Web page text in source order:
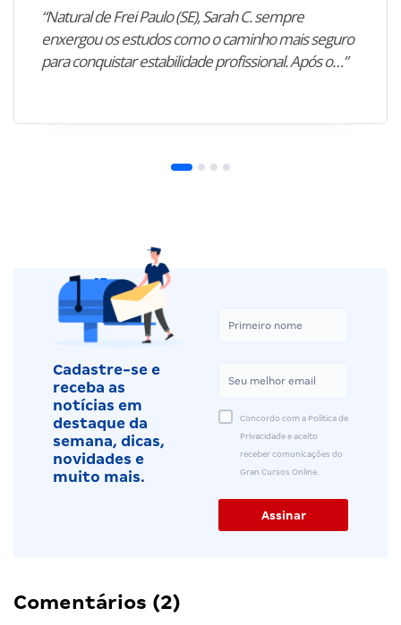
“Natural de Frei Paulo (SE), Sarah C. sempre
enxergou os estudos como o caminho mais seguro
para conquistar estabilidade profissional. Após o…”
Cadastre-se e
receba as
notícias em
destaque da
semana, dicas,
novidades e
muito mais.
Concordo com a Política de
Privacidade e aceito
receber comunicações do
Gran Cursos Online.
Comentários (2)